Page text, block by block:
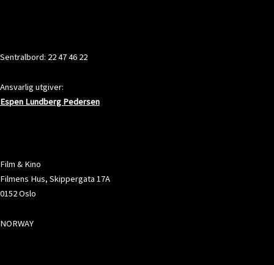
Sentralbord: 22 47 46 22
Ansvarlig utgiver:
Espen Lundberg Pedersen
Film & Kino
Filmens Hus, Skippergata 17A
0152 Oslo
NORWAY